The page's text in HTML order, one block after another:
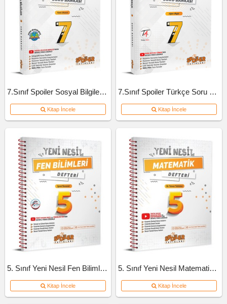
7.Sınıf Spoiler Sosyal Bilgiler Soru Bankası
Kitap İncele
7.Sınıf Spoiler Türkçe Soru Bankası
Kitap İncele
5. Sınıf Yeni Nesil Fen Bilimleri Defteri
Kitap İncele
5. Sınıf Yeni Nesil Matematik Defteri
Kitap İncele